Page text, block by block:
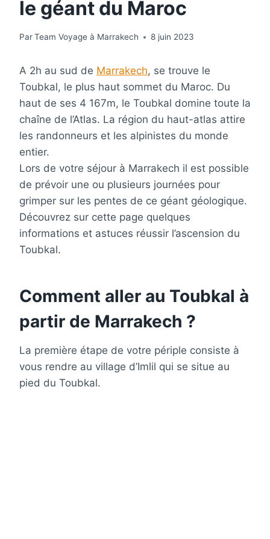
le géant du Maroc
ParTeam Voyage à Marrakech 8 juin 2023
A 2h au sud de Marrakech, se trouve le
Toubkal, le plus haut sommet du Maroc. Du
haut de ses 4 167m, le Toubkal domine toute la
chaîne de l’Atlas. La région du haut-atlas attire
les randonneurs et les alpinistes du monde
entier.
Lors de votre séjour à Marrakech il est possible
de prévoir une ou plusieurs journées pour
grimper sur les pentes de ce géant géologique.
Découvrez sur cette page quelques
informations et astuces réussir l’ascension du
Toubkal.
Comment aller au Toubkal à
partir de Marrakech ?
La première étape de votre périple consiste à
vous rendre au village d’Imlil qui se situe au
pied du Toubkal.